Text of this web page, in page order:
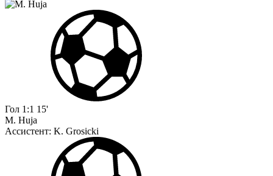
Гол 1:1 15'
M. Huja
Ассистент: K. Grosicki